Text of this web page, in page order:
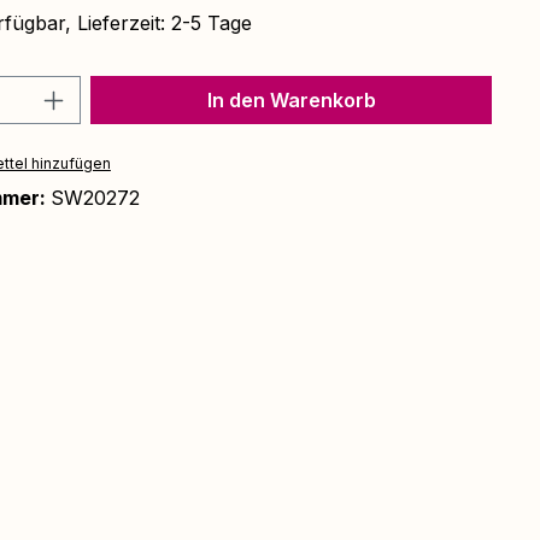
Lieferzeit: 2-5 Tage
Anzahl: Gib den gewünschten Wert
In den Warenkorb
hinzufügen
SW20272